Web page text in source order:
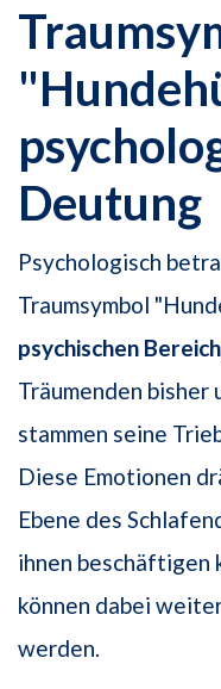
Deutung
Psychologisch
Traumsymbol
psychischen Bereich
Träumenden bisher
stammen seine
Diese Emotionen
Ebene des
ihnen beschäftigen
können dabei
werden.